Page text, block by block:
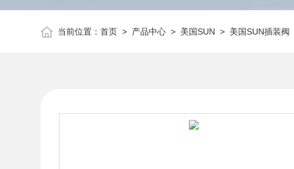
当前位置：首页 > 产品中心 > 美国SUN > 美国SUN插装阀